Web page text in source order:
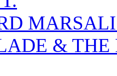
& THE